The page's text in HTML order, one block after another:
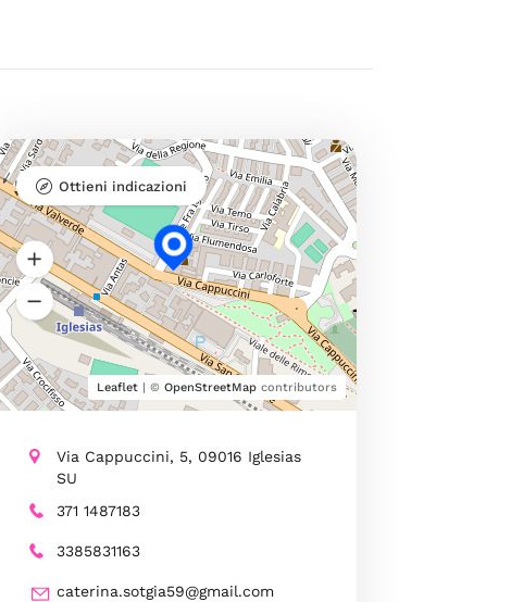
Leaflet| © OpenStreetMapcontributors
Ottieni indicazioni
Via Cappuccini, 5, 09016 Iglesias
SU
371 1487183
3385831163
caterina.sotgia59@gmail.com